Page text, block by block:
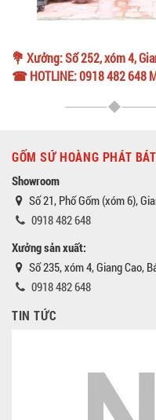
💐 Xưởng: Số 252, xóm 4,
☎ HOTLINE: 0918 482 648
GỐM SỨ HOÀNG PHÁT
Showroom
Số 21, Phố Gốm (xóm 6),
0918 482 648
Xưởng sản xuất:
Số 235, xóm 4, Giang Cao,
0918 482 648
TIN TỨC